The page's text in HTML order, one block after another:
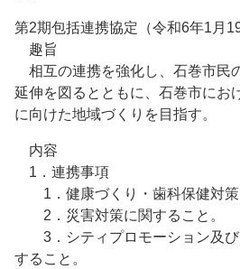
第2期包括連携協定（令和6年1月
趣旨
相互の連携を強化し、石巻市民
延伸を図るとともに、石巻市にお
に向けた地域づくりを目指す。
内容
1．連携事項
1．健康づくり・歯科保健対策
2．災害対策に関すること。
3．シティプロモーション及び
すること。